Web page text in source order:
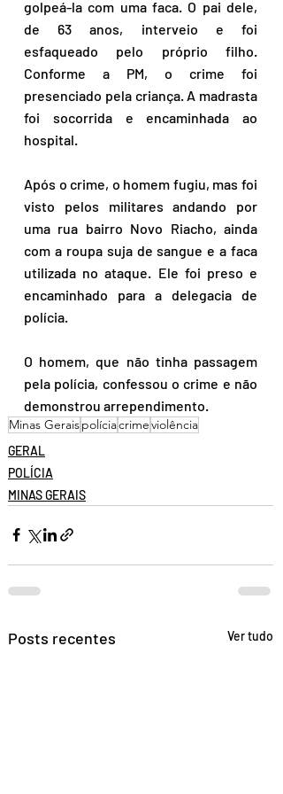
golpeá-la com uma faca. O pai dele,
de 63 anos, interveio e foi
esfaqueado pelo próprio filho.
Conforme a PM, o crime foi
presenciado pela criança. A madrasta
foi socorrida e encaminhada ao
hospital.
Após o crime, o homem fugiu, mas foi
visto pelos militares andando por
uma rua bairro Novo Riacho, ainda
com a roupa suja de sangue e a faca
utilizada no ataque. Ele foi preso e
encaminhado para a delegacia de
polícia.
O homem, que não tinha passagem
pela polícia, confessou o crime e não
demonstrou arrependimento.
Minas Geraispolíciacrimeviolência
GERAL
POLÍCIA
MINAS GERAIS
Posts recentes Ver tudo